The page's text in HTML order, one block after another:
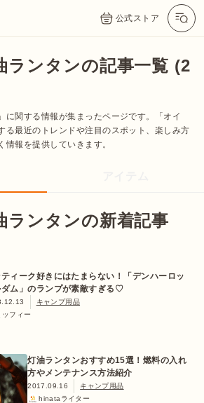
公式ストア
ランタンの記事一覧 (2
に関する情報が集まったページです。「オイ
る最近のトレンドや注目のスポット、楽しみ方
報を提供していきます。
ランタンの新着記事
ィーク好きにはたまらない！「デンハーロッ
ダム」のランプが素敵すぎる♡
キャンプ用品
ッフィー
灯油ランタンおすすめ15選！燃料の入れ
方やメンテナンス方法紹介
2017.09.16
キャンプ用品
hinataライター
ンストア